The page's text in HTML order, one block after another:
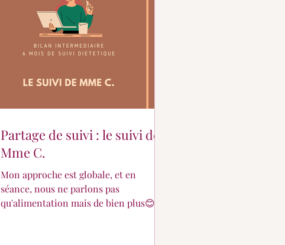
Partage de suivi : le suivi de
Mme C.
Mon approche est globale, et en
séance, nous ne parlons pas
qu'alimentation mais de bien plus😊